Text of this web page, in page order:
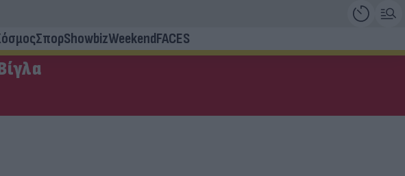
ΣπορShowbizWeekendFACES